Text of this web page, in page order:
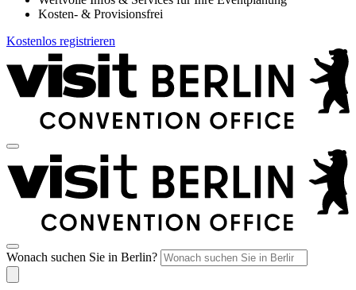
Kosten- & Provisionsfrei
Kostenlos registrieren
Wonach suchen Sie in Berlin?